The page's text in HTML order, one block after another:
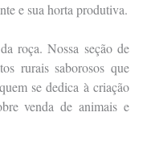
e sua horta produtiva.
roça. Nossa seção de
rurais saborosos que
se dedica à criação
venda de animais e